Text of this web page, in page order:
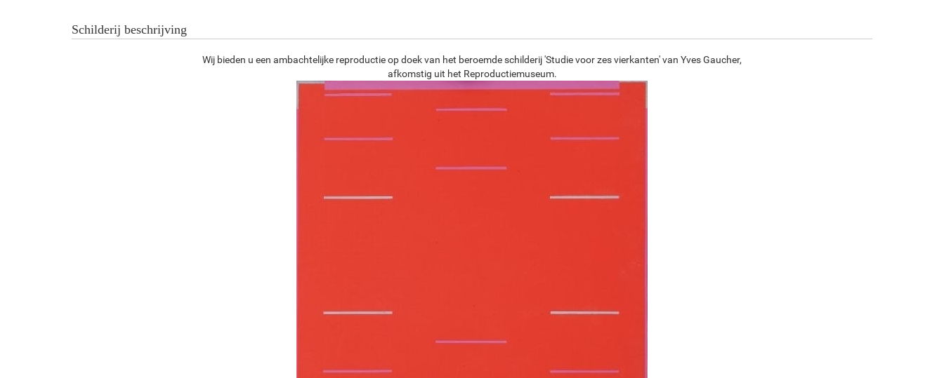
F2833-204
Schilderij beschrijving
Wij bieden u een ambachtelijke reproductie op doek van het beroemde schilderij 'Studie voor zes vierkanten' van Yves Gaucher,
afkomstig uit het Reproductiemuseum.